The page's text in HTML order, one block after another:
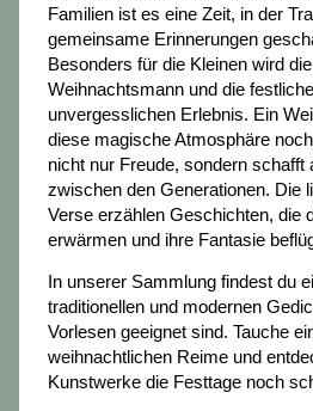
Familien ist es eine Zeit, in der
gemeinsame Erinnerungen
Besonders für die Kleinen wird
Weihnachtsmann und die
unvergesslichen Erlebnis. Ein
diese magische Atmosphäre
nicht nur Freude, sondern schafft
zwischen den Generationen. Die
Verse erzählen Geschichten, die
erwärmen und ihre Fantasie
In unserer Sammlung findest du
traditionellen und modernen
Vorlesen geeignet sind. Tauche
weihnachtlichen Reime und
Kunstwerke die Festtage noch